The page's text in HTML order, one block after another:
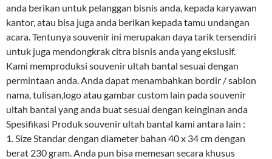
anda berikan untuk pelanggan bisnis anda, kepada karyawan
kantor, atau bisa juga anda berikan kepada tamu undangan
acara. Tentunya souvenir ini merupakan daya tarik tersendiri
untuk juga mendongkrak citra bisnis anda yang ekslusif.
Kami memproduksi souvenir ultah bantal sesuai dengan
permintaan anda. Anda dapat menambahkan bordir / sablon
nama, tulisan,logo atau gambar custom lain pada souvenir
ultah bantal yang anda buat sesuai dengan keinginan anda
Spesifikasi Produk souvenir ultah bantal kami antara lain :
1. Size Standar dengan diameter bahan 40 x 34 cm dengan
berat 230 gram. Anda pun bisa memesan secara khusus